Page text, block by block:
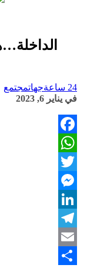
24 ساعة جهاتمجتمع
في يناير 6, 2023
Facebook
WhatsApp
Twitter
Messenger
LinkedIn
Telegram
Email